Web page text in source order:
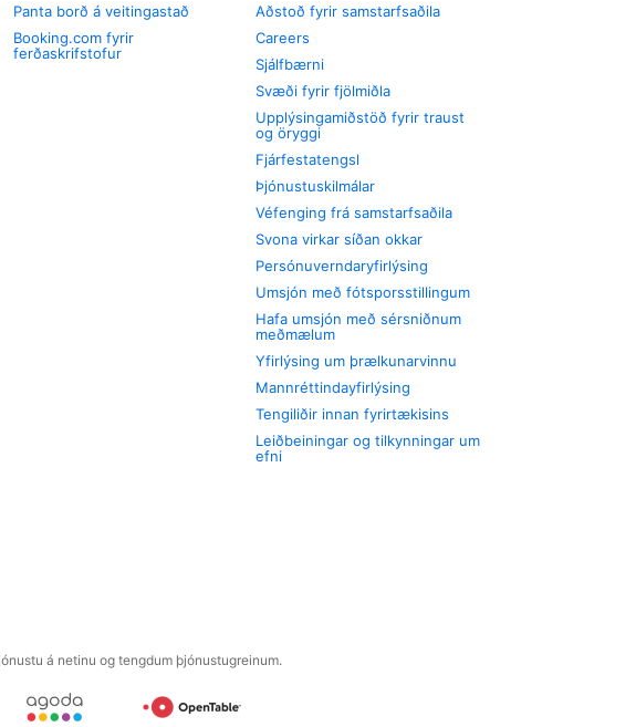
Panta borð á veitingastað
Booking.com fyrir
ferðaskrifstofur
Aðstoð fyrir samstarfsaðila
Careers
Sjálfbærni
Svæði fyrir fjölmiðla
Upplýsingamiðstöð fyrir traust
og öryggi
Fjárfestatengsl
Þjónustuskilmálar
Véfenging frá samstarfsaðila
Svona virkar síðan okkar
Persónuverndaryfirlýsing
Umsjón með fótsporsstillingum
Hafa umsjón með sérsniðnum
meðmælum
Yfirlýsing um þrælkunarvinnu
Mannréttindayfirlýsing
Tengiliðir innan fyrirtækisins
Leiðbeiningar og tilkynningar um
efni
á netinu og tengdum þjónustugreinum.